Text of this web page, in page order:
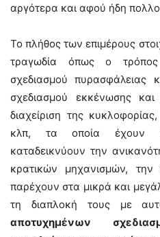
αργότερα και αφού ήδη
Το πλήθος των επιμέρους
τραγωδία όπως ο
σχεδιασμού πυρασφάλειας
σχεδιασμού εκκένωσης
διαχείριση της
κλπ, τα οποία έχουν
καταδεικνύουν την
κρατικών μηχανισμών,
παρέχουν στα μικρά και
τη διαπλοκή τους με
αποτυχημένων